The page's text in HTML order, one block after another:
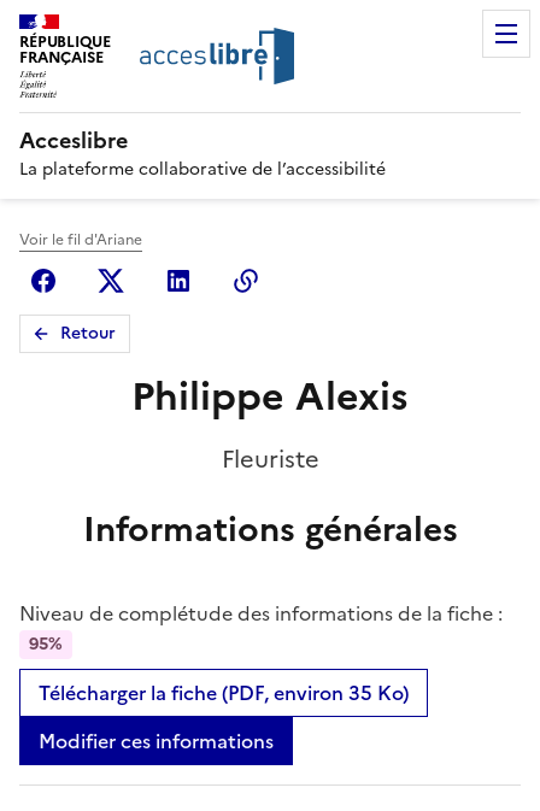
RÉPUBLIQUE
FRANÇAISE
Acceslibre
La plateforme collaborative de l’accessibilité
Voir le fil d'Ariane
FacebookX (anciennement Twitter)
Linkedin
Retour
Philippe Alexis
Fleuriste
Informations générales
Niveau de complétude des informations de la fiche :
95%
Télécharger la fiche (PDF, environ 35 Ko)
Modifier ces informations